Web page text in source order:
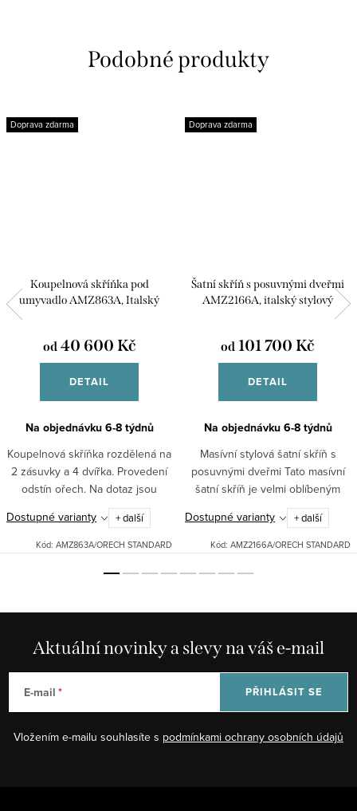
Doprava zdarma
Koupelnová skříňka pod
umyvadlo AMZ863A, Italský
od40 600 Kč
DETAIL
Na objednávku 6-8 týdnů
Koupelnová skříňka rozdělená na
2 zásuvky a 4 dvířka. Provedení
odstín ořech. Na dotaz jsou
možné i jiné odstíny (čistě bílá,
bílá patina, slonová kost,
apod.)Použité materiály:...
Dostupné varianty + další
Kód: AMZ863A/ORECH STANDARD
Doprava zdarma
Šatní skříň s posuvnými dveřmi
AMZ2166A, italský stylový
od 101 700 Kč
DETAIL
Na objednávku 6-8 týdnů
Masívní stylová šatní skříň s
posuvnými dveřmi Tato masívní
šatní skříň je velmi oblíbeným
artiklem pro její klasický design,
úsporu místa a snadné otevírání.
Poskytuje...
Dostupné varianty + další
Kód: AMZ2166A/ORECH STANDARD
Aktuální novinky a slevy na váš e-mail
E-mail
Vložením e-mailu souhlasíte s podmínkami ochrany osobních údajů
PŘIHLÁSIT SE